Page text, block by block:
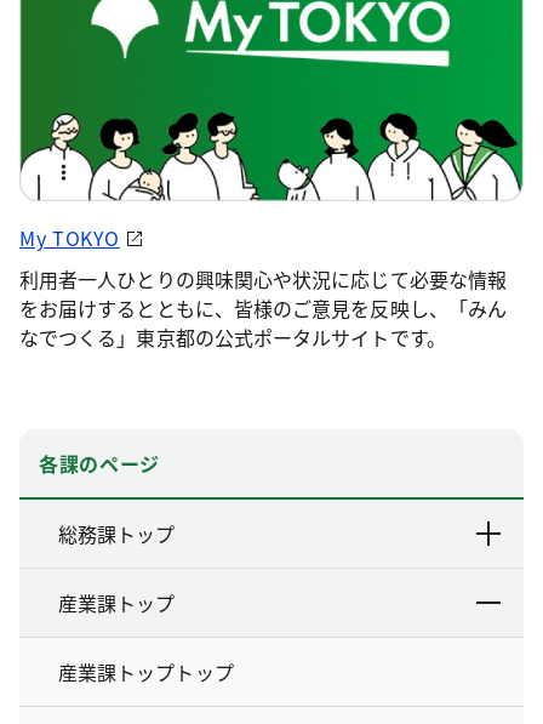
My TOKYO
利用者一人ひとりの興味関心や状況に応じて必要な情報
をお届けするとともに、皆様のご意見を反映し、「みん
なでつくる」東京都の公式ポータルサイトです。
各課のページ
総務課トップ
産業課トップ
産業課トップトップ